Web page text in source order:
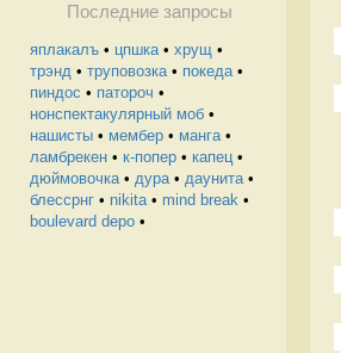
Последние запросы
яплакалъ • цпшка• хрущ •
трэнд • труповозка• покеда•
пиндос • патороч •
нонспектакулярный моб •
нашисты • мембер • манга•
ламбрекен • к-попер • капец •
дюймовочка• дура• даунита•
блессрнг • nikita• mind break •
boulevard depo •